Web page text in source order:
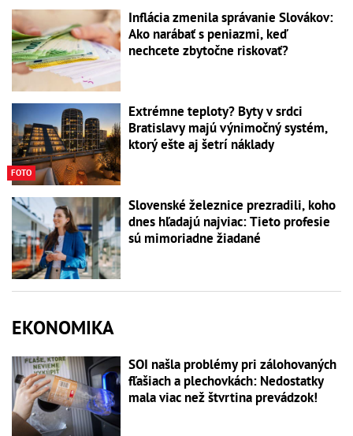
Inflácia zmenila správanie Slovákov:
Ako narábať s peniazmi, keď
nechcete zbytočne riskovať?
FOTO
Extrémne teploty? Byty v srdci
Bratislavy majú výnimočný systém,
ktorý ešte aj šetrí náklady
Slovenské železnice prezradili, koho
dnes hľadajú najviac: Tieto profesie
sú mimoriadne žiadané
EKONOMIKA
SOI našla problémy pri zálohovaných
fľašiach a plechovkách: Nedostatky
mala viac než štvrtina prevádzok!